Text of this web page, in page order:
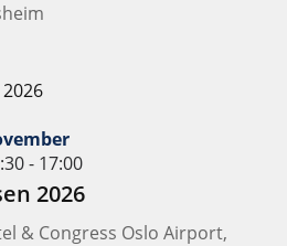
- 17:00
2026
& Congress Oslo Airport,